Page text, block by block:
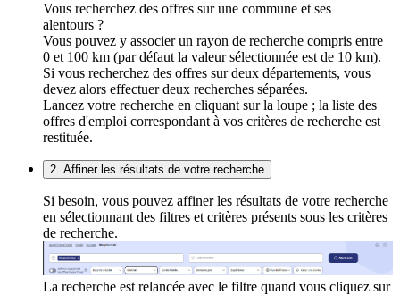
Vous recherchez des offres sur une commune et ses
alentours ?
Vous pouvez y associer un rayon de recherche compris entre
0 et 100 km (par défaut la valeur sélectionnée est de 10 km).
Si vous recherchez des offres sur deux départements, vous
devez alors effectuer deux recherches séparées.
Lancez votre recherche en cliquant sur la loupe ; la liste des
offres d'emploi correspondant à vos critères de recherche est
restituée.
2. Affiner les résultats de votre recherche
Si besoin, vous pouvez affiner les résultats de votre recherche
en sélectionnant des filtres et critères présents sous les critères
de recherche.
La recherche est relancée avec le filtre quand vous cliquez sur